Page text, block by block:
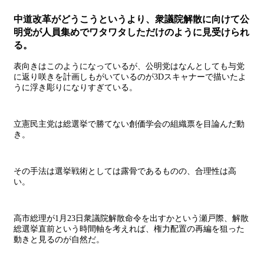
中道改革がどうこうというより、衆議院解散に向けて公
明党が人員集めでワタワタしただけのように見受けられ
る。
表向きはこのようになっているが、公明党はなんとしても与党
に返り咲きを計画しもがいているのが3Dスキャナーで描いたよ
うに浮き彫りになりすぎている。
立憲民主党は総選挙で勝てない創価学会の組織票を目論んだ動
き。
その手法は選挙戦術としては露骨であるものの、合理性は高
い。
高市総理が1月23日衆議院解散命令を出すかという瀬戸際、解散
総選挙直前という時間軸を考えれば、権力配置の再編を狙った
動きと見るのが自然だ。